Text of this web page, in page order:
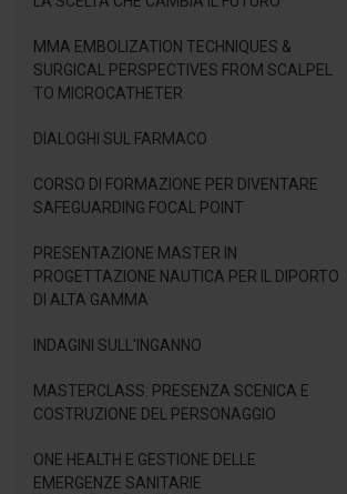
MMA EMBOLIZATION TECHNIQUES &
SURGICAL PERSPECTIVES FROM SCALPEL
TO MICROCATHETER
DIALOGHI SUL FARMACO
CORSO DI FORMAZIONE PER DIVENTARE
SAFEGUARDING FOCAL POINT
PRESENTAZIONE MASTER IN
PROGETTAZIONE NAUTICA PER IL DIPORTO
DI ALTA GAMMA
INDAGINI SULL'INGANNO
MASTERCLASS: PRESENZA SCENICA E
COSTRUZIONE DEL PERSONAGGIO
ONE HEALTH E GESTIONE DELLE
EMERGENZE SANITARIE